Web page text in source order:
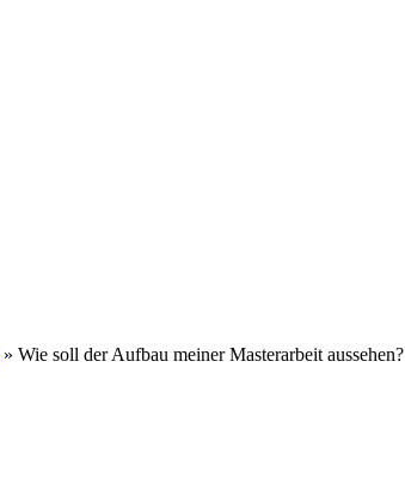
» Wie soll der Aufbau meiner Masterarbeit aussehen?